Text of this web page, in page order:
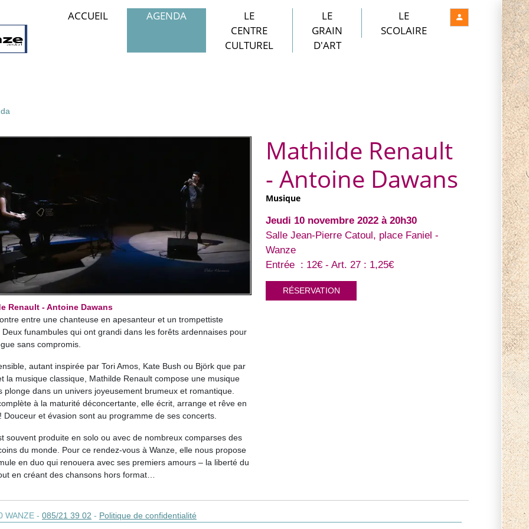
ACCUEIL AGENDA
LE
CENTRE
CULTUREL
LE
GRAIN
D'ART
LE
SCOLAIRE
Renault - Antoine Dawans
entre une chanteuse en apesanteur et un trompettiste
Deux funambules qui ont grandi dans les forêts ardennaises pour
sans compromis.
autant inspirée par Tori Amos, Kate Bush ou Björk que par
la musique classique, Mathilde Renault compose une musique
plonge dans un univers joyeusement brumeux et romantique.
à la maturité déconcertante, elle écrit, arrange et rêve en
Douceur et évasion sont au programme de ses concerts.
souvent produite en solo ou avec de nombreux comparses des
du monde. Pour ce rendez-vous à Wanze, elle nous propose
en duo qui renouera avec ses premiers amours – la liberté du
en créant des chansons hors format…
Mathilde Renault
- Antoine Dawans
Musique
Jeudi 10 novembre 2022 à 20h30
Salle Jean-Pierre Catoul, place Faniel -
Wanze
Entrée : 12€ - Art. 27 : 1,25€
RÉSERVATION
WANZE - 085/21 39 02 - Politique de confidentialité